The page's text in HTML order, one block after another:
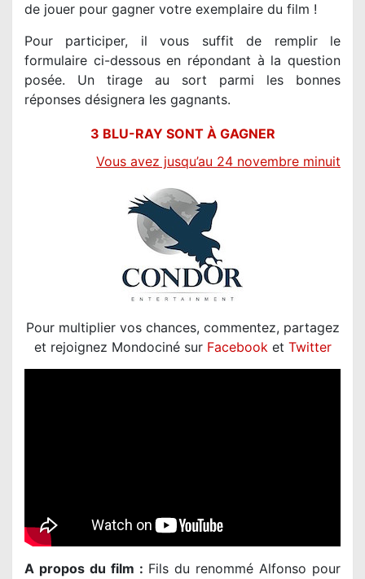
de jouer pour gagner votre exemplaire du film !
Pour participer, il vous suffit de remplir le
formulaire ci-dessous en répondant à la question
posée. Un tirage au sort parmi les bonnes
réponses désignera les gagnants.
3 BLU-RAY SONT À GAGNER
Vous avez jusqu’au 24 novembre minuit
Pour multiplier vos chances, commentez, partagez
et rejoignez Mondociné sur Facebooket Twitter
A propos du film : Fils du renommé Alfonso pour